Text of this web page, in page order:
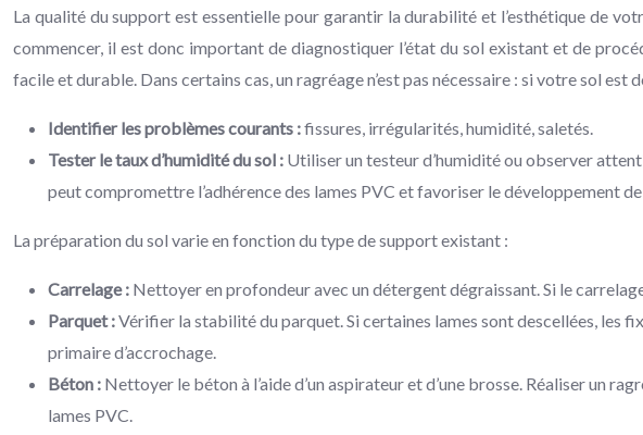
La qualité du support est essentielle pour garantir la durabilité et l’esthétique de
commencer, il est donc important de diagnostiquer l’état du sol existant et de
facile et durable. Dans certains cas, un ragréage n’est pas nécessaire : si votre sol
Identifier les problèmes courants :fissures, irrégularités, humidité, saletés.
Tester le taux d’humidité du sol : Utiliser un testeur d’humidité ou observer
peut compromettre l’adhérence des lames PVC et favoriser le développement
La préparation du sol varie en fonction du type de support existant :
Carrelage : Nettoyer en profondeur avec un détergent dégraissant. Si le
Parquet :Vérifier la stabilité du parquet. Si certaines lames sont descellées, les
primaire d’accrochage.
Béton : Nettoyer le béton à l’aide d’un aspirateur et d’une brosse. Réaliser un
lames PVC.